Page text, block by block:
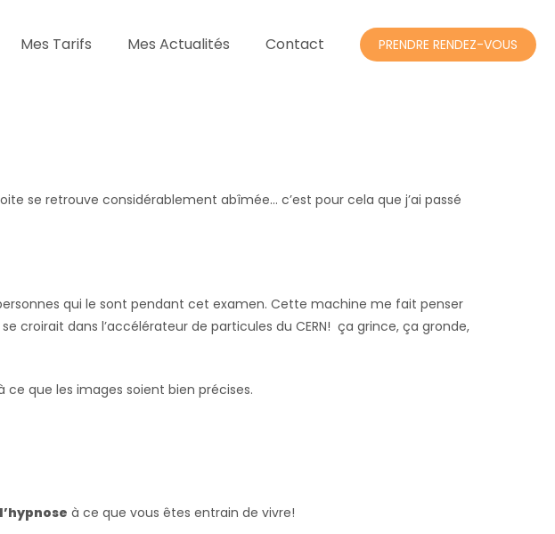
Mes Tarifs Mes Actualités Contact PRENDRE RENDEZ-VOUS
se retrouve considérablement abîmée… c’est pour cela que j’ai passé
qui le sont pendant cet examen. Cette machine me fait penser
croirait dans l’accélérateur de particules du CERN! ça grince, ça gronde,
que les images soient bien précises.
à ce que vous êtes entrain de vivre!